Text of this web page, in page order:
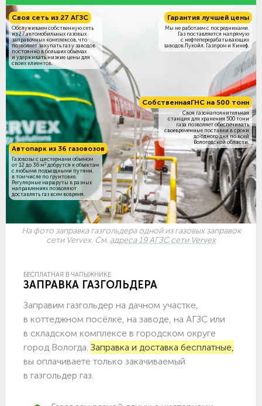
СобственнаяГНС на 500 тонн
Своя газонаполнительная
станция для хранения 500 тонн
газа позволяет обеспечивать
своевременные поставки в сроки
до одного дня по всей
Вологодской области.
Своя сеть из 27 АГЗС
Обслуживаем собственную сеть
из 27 автомобильных газовых
заправочных комплексов, что
позволяет закупать газ у заводов
постоянно в больших объёмах
и удерживать низкие цены для
своих клиентов.
Гарантия лучшей цены
Мы не работаем с посредниками.
Газ поставляется напрямую
с нефтеперерабатывающих
заводов Лукойл, Газпром и Кинеф.
Автопарк из 36 газовозов
Газовозы с цистернами объемом
от 12 до 36 м3 добрутся к объектам
c любыми подъездными путями,
в том числе по грунтовке.
Регулярные маршруты в разных
направлениях позволяют
доставлять газ всем вовремя.
На фото заправка газгольдера одной из газовых заправок
сети Vervex. См. адреса 19 АГЗС сети Vervex
БЕСПЛАТНАЯ В ЧАПЫЖНИКЕ
ЗАПРАВКА ГАЗГОЛЬДЕРА
Заправим газгольдер на дачном участке,
в коттеджном посёлке, на заводе, на АГЗС или
в складском комплексе в городском округе
город Вологда. Заправка и доставка бесплатные,
вы оплачиваете только закачиваемый
в газгольдер газ.